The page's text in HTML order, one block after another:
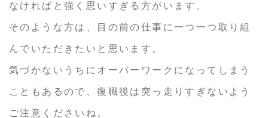
なければと強く思いすぎる方がいます。
そのような方は、目の前の仕事に一つ一つ取り組
んでいただきたいと思います。
気づかないうちにオーバーワークになってしまう
こともあるので、復職後は突っ走りすぎないよう
ご注意くださいね。